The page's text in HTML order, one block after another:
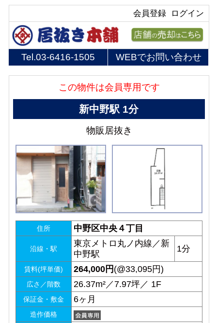
ログイン
会員登録
Tel.03-6416-1505 WEBでお問い合わせ
この物件は会員専用です
新中野駅 1分
物販居抜き
住所 中野区中央４丁目
沿線・駅
東京メトロ丸ノ内線／新
中野駅
1分
賃料(坪単価) 264,000円 (@33,095円)
広さ／階数 26.37m²／7.97坪／ 1F
保証金・敷金 6ヶ月
造作価格